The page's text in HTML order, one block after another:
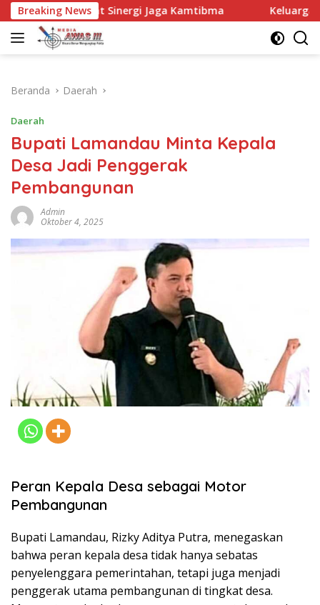
Langsung
ke
konten
Breaking News
Sinergi Jaga Kamtibma Keluarga Besar MTsN 2
Beranda Daerah
Daerah
Bupati Lamandau Minta Kepala
Desa Jadi Penggerak
Pembangunan
Admin
Oktober 4, 2025
Peran Kepala Desa sebagai Motor
Pembangunan
Bupati Lamandau, Rizky Aditya Putra, menegaskan
bahwa peran kepala desa tidak hanya sebatas
penyelenggara pemerintahan, tetapi juga menjadi
penggerak utama pembangunan di tingkat desa.